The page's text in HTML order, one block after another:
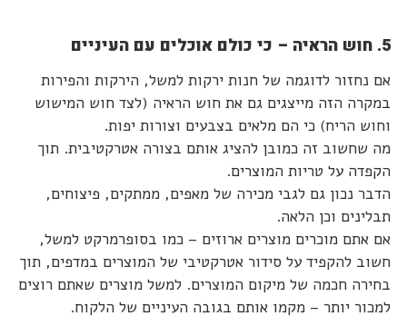
5. חוש הראיה – כי כולם אוכלים עם העיניים
אם נחזור לדוגמה של חנות ירקות למשל, הירקות והפירות
במקרה הזה מייצגים גם את חוש הראיה (לצד חוש המישוש
וחוש הריח) כי הם מלאים בצבעים וצורות יפות.
מה שחשוב זה כמובן להציג אותם בצורה אטרקטיבית. תוך
הקפדה על טריות המוצרים.
הדבר נכון גם לגבי מכירה של מאפים, ממתקים, פיצוחים,
תבלינים וכן הלאה.
אם אתם מוכרים מוצרים ארוזים – כמו בסופרמרקט למשל,
חשוב להקפיד על סידור אטרקטיבי של המוצרים במדפים, תוך
בחירה חכמה של מיקום המוצרים. למשל מוצרים שאתם רוצים
למכור יותר – מקמו אותם בגובה העיניים של הלקוח.